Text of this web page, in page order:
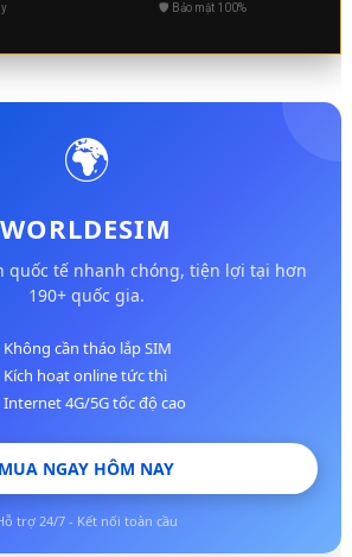
🛡️ Bảo mật 100%
🌍
WORLDESIM
quốc tế nhanh chóng, tiện lợi tại hơn
190+ quốc gia.
Không cần tháo lắp SIM
Kích hoạt online tức thì
Internet 4G/5G tốc độ cao
MUA NGAY HÔM NAY
trợ 24/7 - Kết nối toàn cầu